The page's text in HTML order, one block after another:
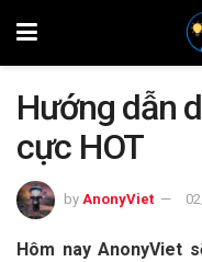
Hướng dẫn
cực HOT
by AnonyViet
Hôm nay AnonyViet